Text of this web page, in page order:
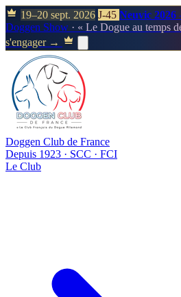
19–20 sept. 2026 J-45 Neuvic 2026
Doggen Show · « Le Dogue au temps
s'engager →
Doggen Club de France
Depuis 1923 · SCC · FCI
Le Club